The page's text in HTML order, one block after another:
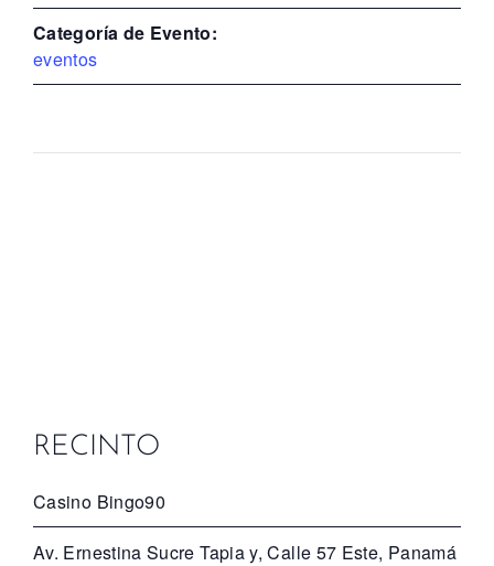
Categoría de Evento:
eventos
RECINTO
Casino Bingo90
Av. Ernestina Sucre Tapia y, Calle 57 Este, Panamá